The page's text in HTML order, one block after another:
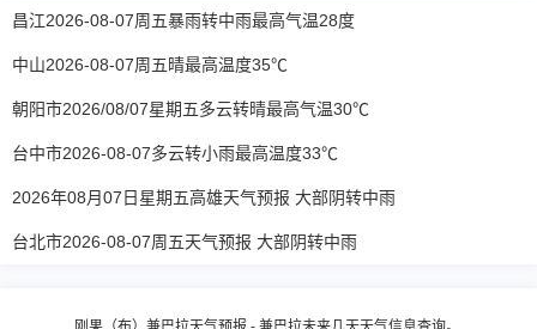
昌江2026-08-07周五暴雨转中雨最高气温28度
中山2026-08-07周五晴最高温度35℃
朝阳市2026/08/07星期五多云转晴最高气温30℃
台中市2026-08-07多云转小雨最高温度33℃
2026年08月07日星期五高雄天气预报 大部阴转中雨
台北市2026-08-07周五天气预报 大部阴转中雨